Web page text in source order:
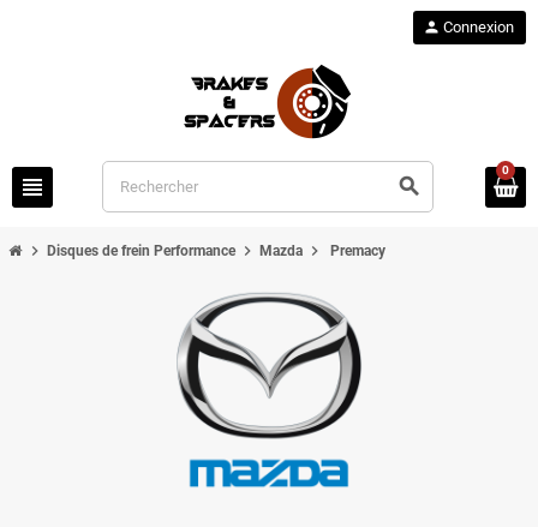
view_headline search
person Connexion
0
chevron_right Disques de frein Performance chevron_right Mazda chevron_right Premacy